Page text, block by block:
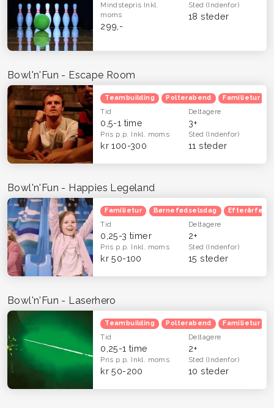
Mindstepris Inkl.
moms
299,-
Sted(Indenfor)
18 steder
Bowl'n'Fun - Escape Room
Teambuilding Polterabend Familietur
Tid
0,5-1 time
Deltagere
3+
Pris p.p. Inkl. moms
kr 100-300
Sted(Indenfor)
11 steder
Bowl'n'Fun - Happies Legeland
Familietur Børnefødselsdag Efterårferie
Tid
0,25-3 timer
Deltagere
2+
Pris p.p. Inkl. moms
kr 50-100
Sted(Indenfor)
15 steder
Bowl'n'Fun - Laserhero
Teambuilding Polterabend Familietur
Tid
0,25-1 time
Deltagere
2+
Pris p.p. Inkl. moms
kr 50-200
Sted(Indenfor)
10 steder